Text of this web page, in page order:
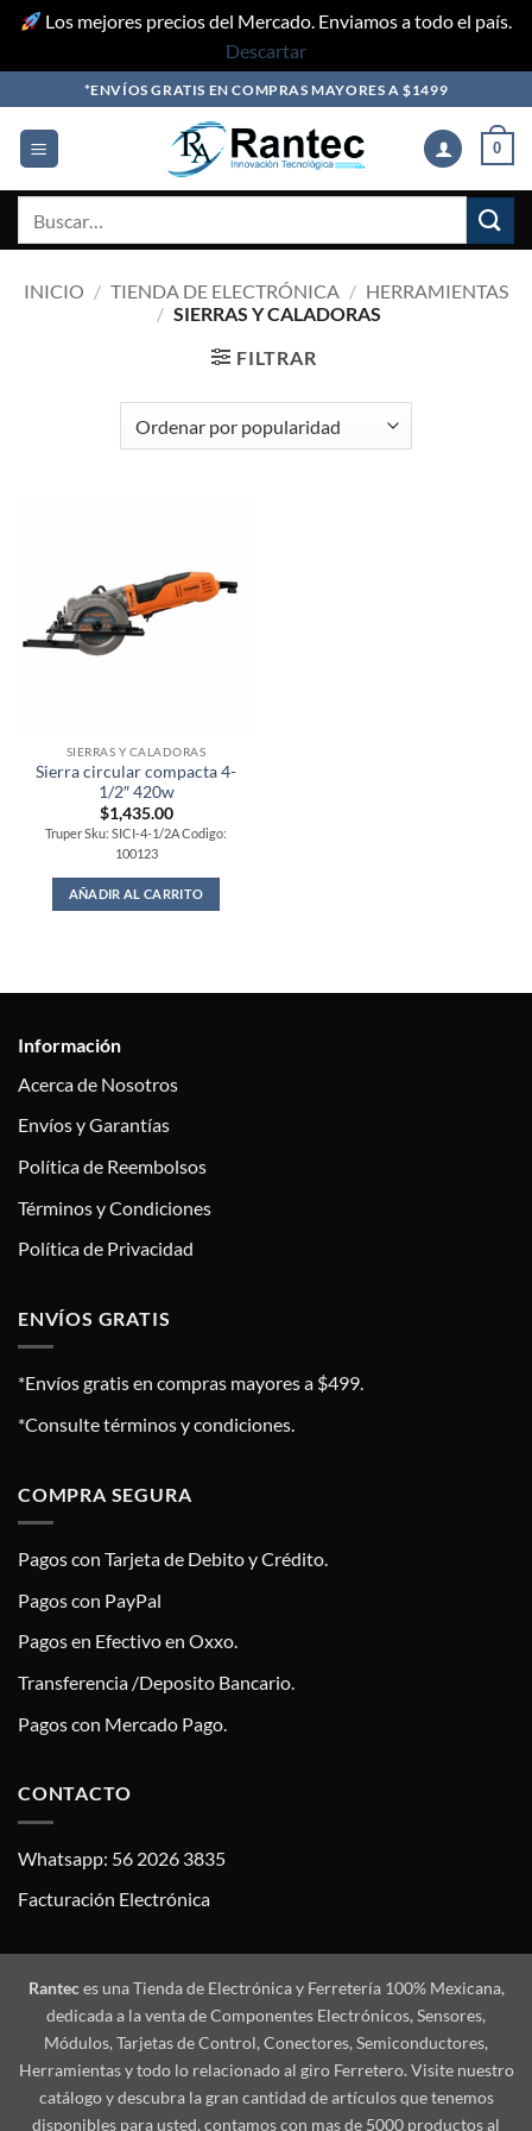
Los mejores precios del Mercado. Enviamos a todo el país.
Descartar
to
content
*ENVÍOS GRATIS EN COMPRAS MAYORES A $1499
0
INICIO / TIENDA DE ELECTRÓNICA / HERRAMIENTAS
/ SIERRAS Y CALADORAS
FILTRAR
SIERRAS Y CALADORAS
Sierra circular compacta 4-
1/2″ 420w
$1,435.00
Truper Sku: SICI-4-1/2A Codigo:
100123
AÑADIR AL CARRITO
Información
Acerca de Nosotros
Envíos y Garantías
Política de Reembolsos
Términos y Condiciones
Política de Privacidad
ENVÍOS GRATIS
*Envíos gratis en compras mayores a $499.
*Consulte términos y condiciones.
COMPRA SEGURA
Pagos con Tarjeta de Debito y Crédito.
Pagos con PayPal
Pagos en Efectivo en Oxxo.
Transferencia /Deposito Bancario.
Pagos con Mercado Pago.
CONTACTO
Whatsapp: 56 2026 3835
Facturación Electrónica
Ranteces una Tienda de Electrónica y Ferretería 100% Mexicana,
dedicada a la venta de Componentes Electrónicos, Sensores,
Módulos, Tarjetas de Control, Conectores, Semiconductores,
Herramientas y todo lo relacionado al giro Ferretero. Visite nuestro
catálogo y descubra la gran cantidad de artículos que tenemos
disponibles para usted, contamos con mas de 5000 productos al